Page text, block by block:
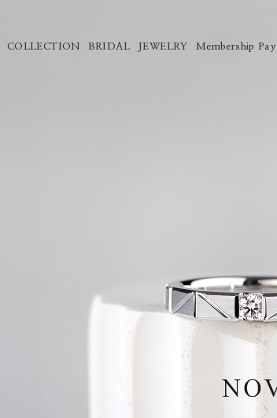
COLLECTION BRIDAL JEWELRY Membership Pay